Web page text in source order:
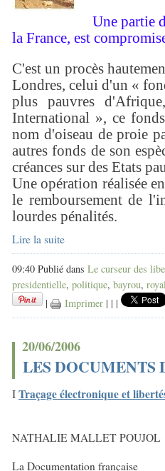
Une partie
la France, est
C'est un procès
Londres, celui d'un «
plus pauvres
International », ce
nom d'oiseau de proie
autres fonds de son
créances sur des Etats
Une opération réalisée
le remboursement de
lourdes pénalités.
Lire la suite
09:40 Publié dans Le curseur des
presidentielle, politique, bayrou,
|
Imprimer | | |
20/06/2006
LES DOCUMENTS
I Traçage électronique et
NATHALIE MALLET POUJOL
La Documentation française